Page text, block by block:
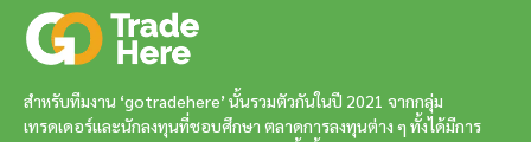
สำหรับทีมงาน ‘gotradehere’ นั้นรวมตัวกันในปี 2021 จากกลุ่ม
เทรดเดอร์และนักลงทุนที่ชอบศึกษา ตลาดการลงทุนต่าง ๆ ทั้งได้มีการ